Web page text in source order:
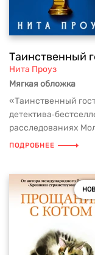
Таинственный
Нита Проуз
Мягкая обложка
«Таинственный
расследованиях
ПОДРОБНЕЕ